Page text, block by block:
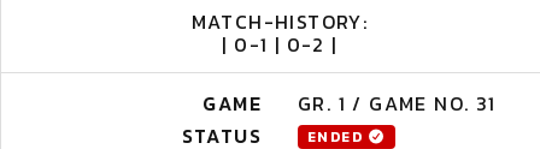
MATCH-HISTORY:
| 0-1 | 0-2 |
GAME
GR. 1 / GAME NO. 31
STATUS
ENDED